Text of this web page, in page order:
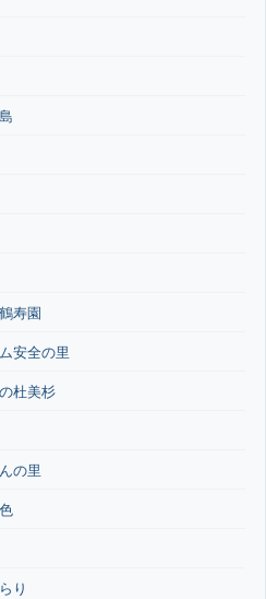
寿園
安全の里
杜美杉
の里
り